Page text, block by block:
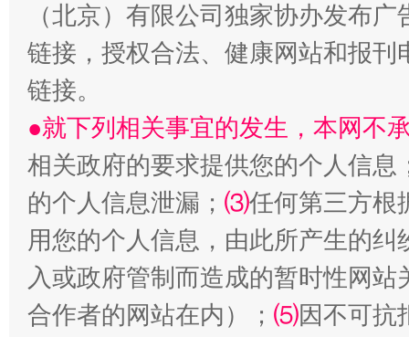
受贿1.44亿！段成刚被判无期 从幼
（北京）有限公司独家协办发布
链接，授权合法、健康网站和报
链接。
●就下列相关事宜的发生，本网不
相关政府的要求提供您的个人信息
的个人信息泄漏； ⑶任何第三方根
用您的个人信息，由此所产生的纠
入或政府管制而造成的暂时性网
合作者的网站在内）； ⑸因不可抗